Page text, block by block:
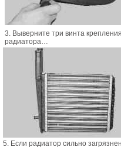
3. Выверните три винта крепления
радиатора…
5. Если радиатор сильно